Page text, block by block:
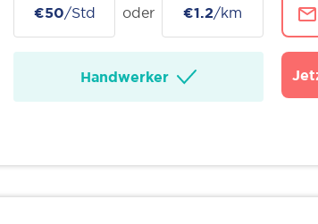
€50/Std oder €1.2/km
Handwerker